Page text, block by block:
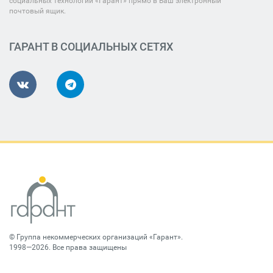
почтовый ящик.
ГАРАНТ В СОЦИАЛЬНЫХ СЕТЯХ
© Группа некоммерческих организаций «Гарант».
1998—2026. Все права защищены